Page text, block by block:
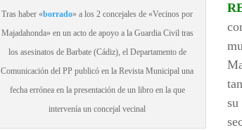
Tras haber «borrado» a los 2 concejales de «Vecinos por
Majadahonda» en un acto de apoyo a la Guardia Civil tras
los asesinatos de Barbate (Cádiz), el Departamento de
Comunicación del PP publicó en la Revista Municipal una
fecha errónea en la presentación de un libro en la que
intervenía un concejal vecinal
su